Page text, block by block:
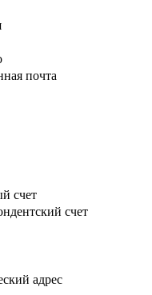
почта
счет
счет
адрес